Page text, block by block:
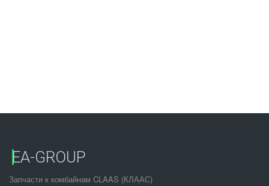
EA-GROUP
Запчасти к комбайнам CLAAS (КЛААС)